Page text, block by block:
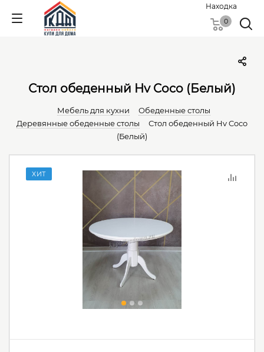
Находка
0
Стол обеденный Hv Coco (Белый)
Мебель для кухни
Обеденные столы
Деревянные обеденные столы
Стол обеденный Hv Coco
(Белый)
ХИТ